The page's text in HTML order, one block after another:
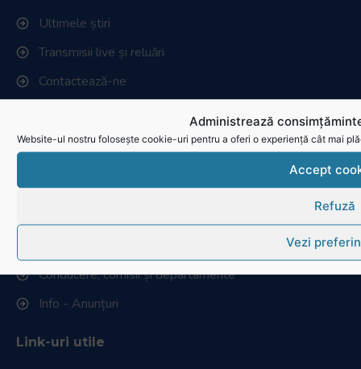
Administrează
Website-ul nostru folosește cookie-uri pentru a oferi o experiență cât mai
Accept
Refuză
Vezi
Ultimele știri
Transmisii live și reluări
Contactează-ne
Federația Româna de Rugby
Istoric rugby în România
Conducere, comisii și departamente
Info - Anunțuri
Link-uri utile